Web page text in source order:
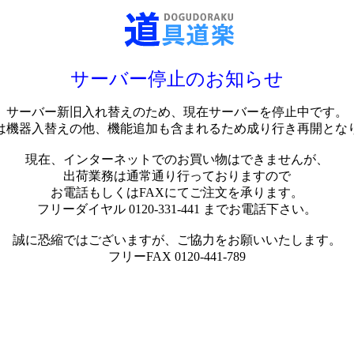
サーバー停止のお知らせ
サーバー新旧入れ替えのため、現在サーバーを停止中です。
機器入替えの他、機能追加も含まれるため成り行き再開とな
現在、インターネットでのお買い物はできませんが、
出荷業務は通常通り行っておりますので
お電話もしくはFAXにてご注文を承ります。
フリーダイヤル 0120-331-441 までお電話下さい。
誠に恐縮ではございますが、ご協力をお願いいたします。
フリーFAX 0120-441-789